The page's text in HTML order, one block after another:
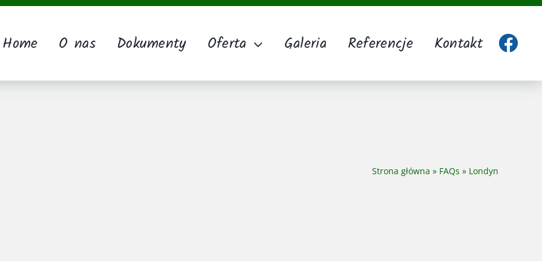
Home O nas Dokumenty Oferta Galeria Referencje Kontakt
Strona główna » FAQs » Londyn